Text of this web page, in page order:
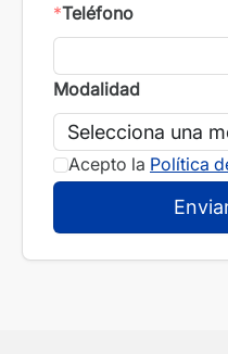
*Teléfono
Modalidad
Acepto la Política